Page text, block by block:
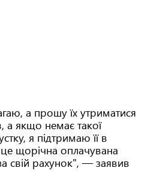
а прошу їх утриматися
а якщо немає такої
я підтримаю її в
щорічна оплачувана
свій рахунок", — заявив